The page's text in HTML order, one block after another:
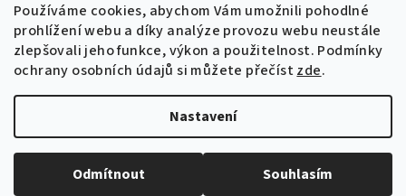
Používáme cookies, abychom Vám umožnili pohodlné
prohlížení webu a díky analýze provozu webu neustále
zlepšovali jeho funkce, výkon a použitelnost. Podmínky
ochrany osobních údajů si můžete přečíst zde.
Nastavení
Odmítnout Souhlasím
Možnosti úhrady
Upravit nastavení cookies